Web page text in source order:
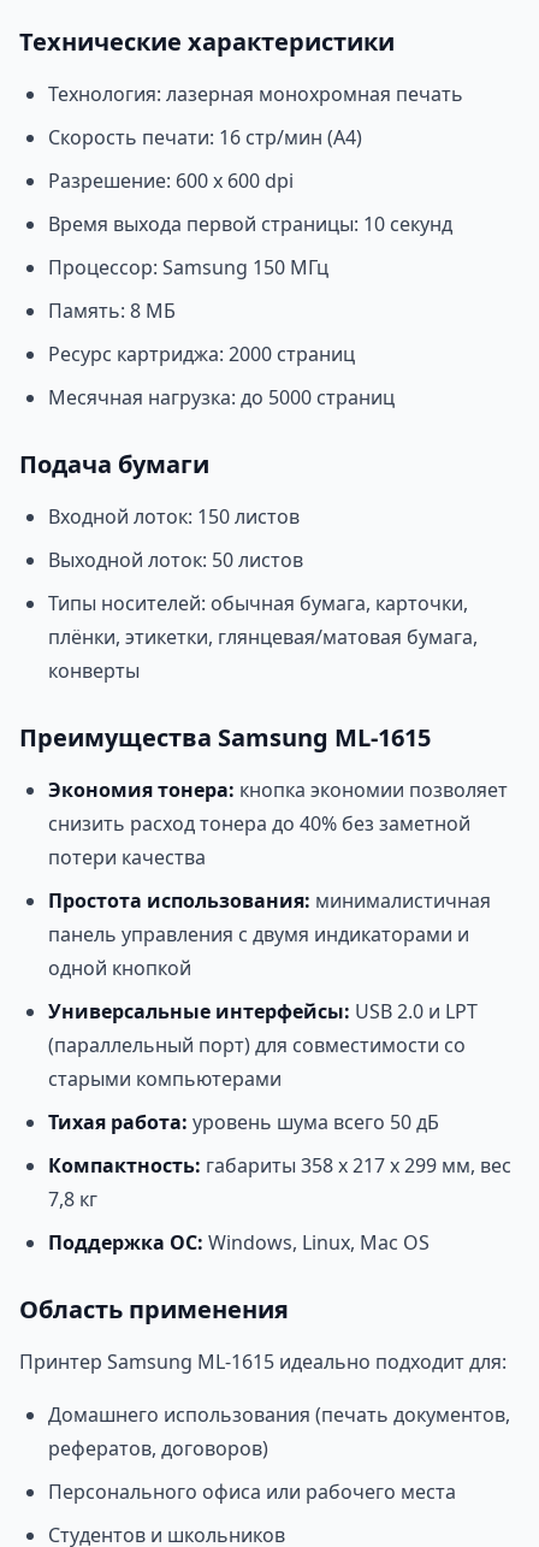
Технические характеристики
Технология: лазерная монохромная печать
Скорость печати: 16 стр/мин (А4)
Разрешение: 600 x 600 dpi
Время выхода первой страницы: 10 секунд
Процессор: Samsung 150 МГц
Память: 8 МБ
Ресурс картриджа: 2000 страниц
Месячная нагрузка: до 5000 страниц
Подача бумаги
Входной лоток: 150 листов
Выходной лоток: 50 листов
Типы носителей: обычная бумага, карточки,
плёнки, этикетки, глянцевая/матовая бумага,
конверты
Преимущества Samsung ML-1615
Экономия тонера: кнопка экономии позволяет
снизить расход тонера до 40% без заметной
потери качества
Простота использования: минималистичная
панель управления с двумя индикаторами и
одной кнопкой
Универсальные интерфейсы: USB 2.0 и LPT
(параллельный порт) для совместимости со
старыми компьютерами
Тихая работа: уровень шума всего 50 дБ
Компактность: габариты 358 x 217 x 299 мм, вес
7,8 кг
Поддержка ОС: Windows, Linux, Mac OS
Область применения
Принтер Samsung ML-1615 идеально подходит для:
Домашнего использования (печать документов,
рефератов, договоров)
Персонального офиса или рабочего места
Студентов и школьников